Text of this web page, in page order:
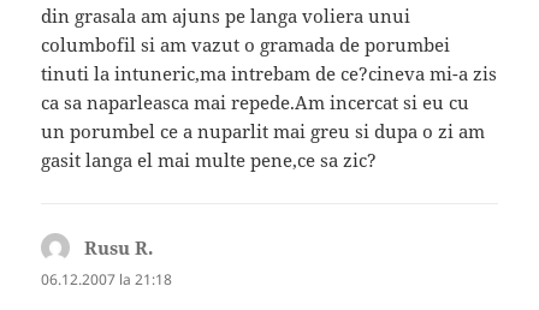
din grasala am ajuns pe langa voliera unui
columbofil si am vazut o gramada de porumbei
tinuti la intuneric,ma intrebam de ce?cineva mi-a zis
ca sa naparleasca mai repede.Am incercat si eu cu
un porumbel ce a nuparlit mai greu si dupa o zi am
gasit langa el mai multe pene,ce sa zic?
Rusu R.
06.12.2007 la 21:18